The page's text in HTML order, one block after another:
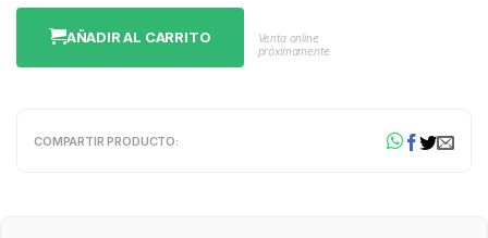
AÑADIR AL CARRITO
Venta online
próximamente
COMPARTIR PRODUCTO: